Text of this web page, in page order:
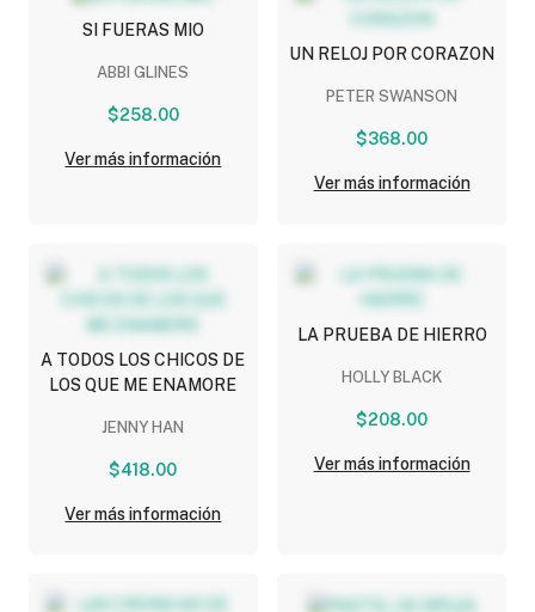
SI FUERAS MIO
ABBI GLINES
$258.00
Ver más información
UN RELOJ POR CORAZON
PETER SWANSON
$368.00
Ver más información
A TODOS LOS CHICOS DE
LOS QUE ME ENAMORE
JENNY HAN
$418.00
Ver más información
LA PRUEBA DE HIERRO
HOLLY BLACK
$208.00
Ver más información